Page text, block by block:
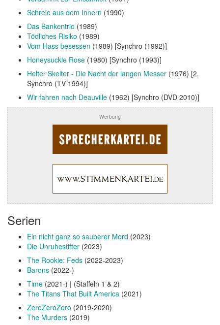
Schreie aus dem Innern (1990)
Das Bankentrio (1989)
Tödliches Risiko (1989)
Vom Hass besessen (1989) [Synchro (1992)]
Honeysuckle Rose (1980) [Synchro (1993)]
Helter Skelter - Die Nacht der langen Messer (1976) [2.
Synchro (TV 1994)]
Wir fahren nach Deauville (1962) [Synchro (DVD 2010)]
Werbung
Serien
Ein nicht ganz so sauberer Mord (2023)
Die Unruhestifter (2023)
The Rookie: Feds (2022-2023)
Barons (2022-)
Time (2021-) | (Staffeln 1 & 2)
The Titans That Built America (2021)
ZeroZeroZero (2019-2020)
The Murders (2019)